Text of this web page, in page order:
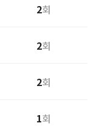
2회
2회
2회
1회